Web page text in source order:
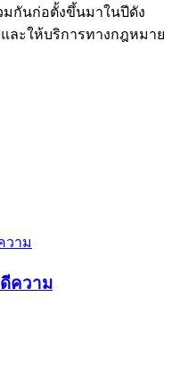
มกันก่อตั้งขึ้นมาในปีดัง
ละให้บริการทางกฎหมาย
ความ